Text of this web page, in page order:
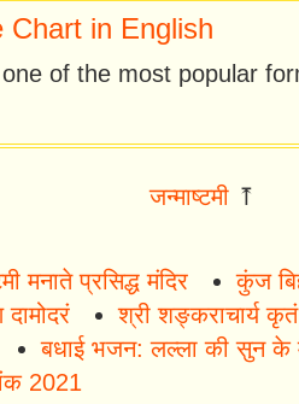
Chart in English
of the most popular
जन्माष्टमी ⤒
मनाते प्रसिद्ध मंदिर
कुंज
श्री शङ्कराचार्य
बधाई भजन: लल्ला की सुन के
2021